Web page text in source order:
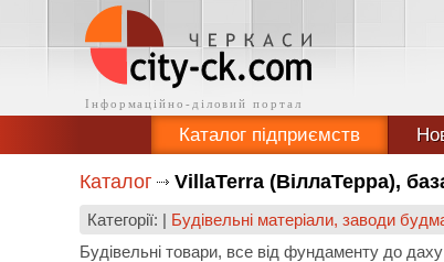
Каталог підприємств
Каталог VillaTerra (ВіллаТерра),
Категорії: | Будівельні матеріали, заводи
Будівельні товари, все від фундаменту до даху